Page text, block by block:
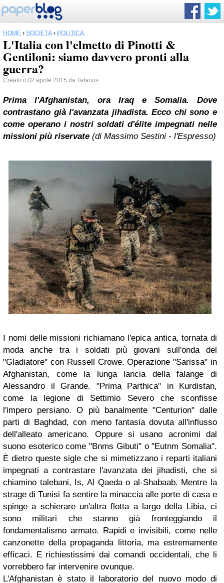
HOME › SOCIETÀ › POLITICA
L'Italia con l'elmetto di Pinotti &
Gentiloni: siamo davvero pronti alla
guerra?
Creato il 02 aprile 2015 da Tafanus
Prima l'Afghanistan, ora Iraq e Somalia. Dove
contrastano già l'avanzata jihadista. Ecco chi sono e
come operano i nostri soldati d'élite impegnati nelle
missioni più riservate (di Massimo Sestini - l'Espresso)
I nomi delle missioni richiamano l'epica antica, tornata di
moda anche tra i soldati più giovani sull'onda del
"Gladiatore" con Russell Crowe. Operazione "Sarissa" in
Afghanistan, come la lunga lancia della falange di
Alessandro il Grande. "Prima Parthica" in Kurdistan,
come la legione di Settimio Severo che sconfisse
l'impero persiano. O più banalmente "Centurion" dalle
parti di Baghdad, con meno fantasia dovuta all'influsso
dell'alleato americano. Oppure si usano acronimi dal
suono esoterico come "Bnms Gibuti" o "Eutnm Somalia".
È dietro queste sigle che si mimetizzano i reparti italiani
impegnati a contrastare l'avanzata dei jihadisti, che si
chiamino talebani, Is, Al Qaeda o al-Shabaab. Mentre la
strage di Tunisi fa sentire la minaccia alle porte di casa e
spinge a schierare un'altra flotta a largo della Libia, ci
sono militari che stanno già fronteggiando il
fondamentalismo armato. Rapidi e invisibili, come nelle
canzonette della propaganda littoria, ma estremamente
efficaci. E richiestissimi dai comandi occidentali, che li
vorrebbero far intervenire ovunque.
L'Afghanistan è stato il laboratorio del nuovo modo di